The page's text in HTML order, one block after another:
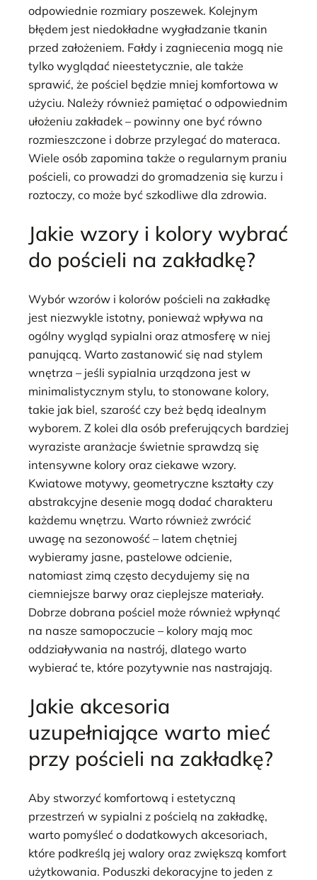
odpowiednie rozmiary poszewek. Kolejnym
błędem jest niedokładne wygładzanie tkanin
przed założeniem. Fałdy i zagniecenia mogą nie
tylko wyglądać nieestetycznie, ale także
sprawić, że pościel będzie mniej komfortowa w
użyciu. Należy również pamiętać o odpowiednim
ułożeniu zakładek – powinny one być równo
rozmieszczone i dobrze przylegać do materaca.
Wiele osób zapomina także o regularnym praniu
pościeli, co prowadzi do gromadzenia się kurzu i
roztoczy, co może być szkodliwe dla zdrowia.
Jakie wzory i kolory wybrać
do pościeli na zakładkę?
Wybór wzorów i kolorów pościeli na zakładkę
jest niezwykle istotny, ponieważ wpływa na
ogólny wygląd sypialni oraz atmosferę w niej
panującą. Warto zastanowić się nad stylem
wnętrza – jeśli sypialnia urządzona jest w
minimalistycznym stylu, to stonowane kolory,
takie jak biel, szarość czy beż będą idealnym
wyborem. Z kolei dla osób preferujących bardziej
wyraziste aranżacje świetnie sprawdzą się
intensywne kolory oraz ciekawe wzory.
Kwiatowe motywy, geometryczne kształty czy
abstrakcyjne desenie mogą dodać charakteru
każdemu wnętrzu. Warto również zwrócić
uwagę na sezonowość – latem chętniej
wybieramy jasne, pastelowe odcienie,
natomiast zimą często decydujemy się na
ciemniejsze barwy oraz cieplejsze materiały.
Dobrze dobrana pościel może również wpłynąć
na nasze samopoczucie – kolory mają moc
oddziaływania na nastrój, dlatego warto
wybierać te, które pozytywnie nas nastrajają.
Jakie akcesoria
uzupełniające warto mieć
przy pościeli na zakładkę?
Aby stworzyć komfortową i estetyczną
przestrzeń w sypialni z pościelą na zakładkę,
warto pomyśleć o dodatkowych akcesoriach,
które podkreślą jej walory oraz zwiększą komfort
użytkowania. Poduszki dekoracyjne to jeden z